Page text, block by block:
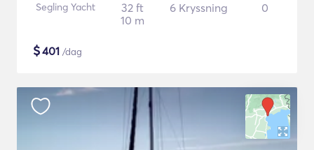
Segling Yacht
32 ft
10 m
6 Kryssning 0
$401 /dag